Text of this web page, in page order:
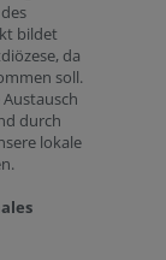
bildet
da
soll.
durch
lokale